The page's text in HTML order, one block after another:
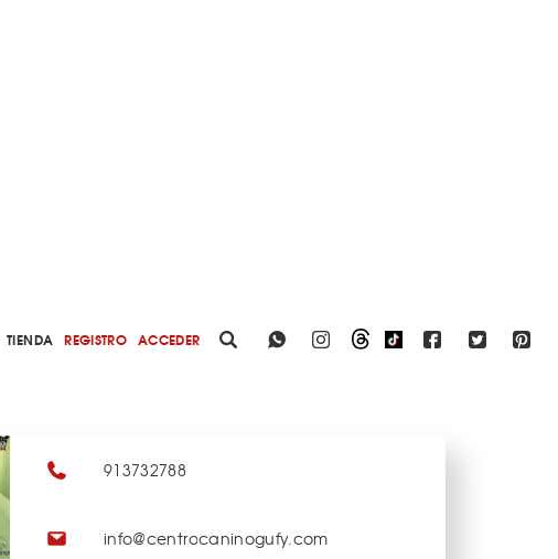
TIENDA REGISTRO ACCEDER
913732788
info@centrocaninogufy.com